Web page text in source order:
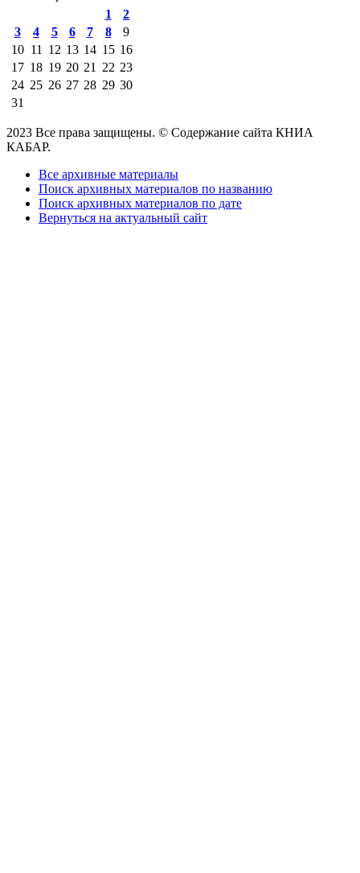
1
2
3
4 5 6 7 8
9
10 11 12 13 14 15 16
17 18 19 20 21 22 23
24 25 26 27 28 29 30
31
2023 Все права защищены. © Содержание сайта КНИА
КАБАР.
Все архивные материалы
Поиск архивных материалов по названию
Поиск архивных материалов по дате
Вернуться на актуальный сайт